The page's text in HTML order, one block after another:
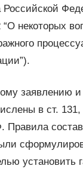
“О некоторых
заявлению и
в ст.
Правила
установить